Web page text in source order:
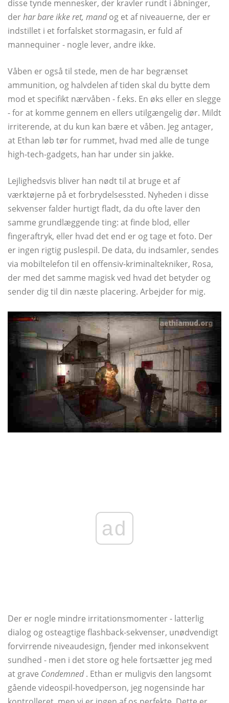
disse tynde mennesker, der kravler rundt i åbninger,
derhar bare ikke ret, mandog et af niveauerne, der er
indstillet i et forfalsket stormagasin, er fuld af
mannequiner - nogle lever, andre ikke.
Våben er også til stede, men de har begrænset
ammunition, og halvdelen af ​​tiden skal du bytte dem
mod et specifikt nærvåben - f.eks. En øks eller en slegge
- for at komme gennem en ellers utilgængelig dør. Mildt
irriterende, at du kun kan bære et våben. Jeg antager,
at Ethan løb tør for rummet, hvad med alle de tunge
high-tech-gadgets, han har under sin jakke.
Lejlighedsvis bliver han nødt til at bruge et af
værktøjerne på et forbrydelsessted. Nyheden i disse
sekvenser falder hurtigt fladt, da du ofte laver den
samme grundlæggende ting: at finde blod, eller
fingeraftryk, eller hvad det end er og tage et foto. Der
er ingen rigtig puslespil. De data, du indsamler, sendes
via mobiltelefon til en offensiv-kriminaltekniker, Rosa,
der med det samme magisk ved hvad det betyder og
sender dig til din næste placering. Arbejder for mig.
ad
Der er nogle mindre irritationsmomenter - latterlig
dialog og osteagtige flashback-sekvenser, unødvendigt
forvirrende niveaudesign, fjender med inkonsekvent
sundhed - men i det store og hele fortsætter jeg med
at grave Condemned. Ethan er muligvis den langsomt
gående videospil-hovedperson, jeg nogensinde har